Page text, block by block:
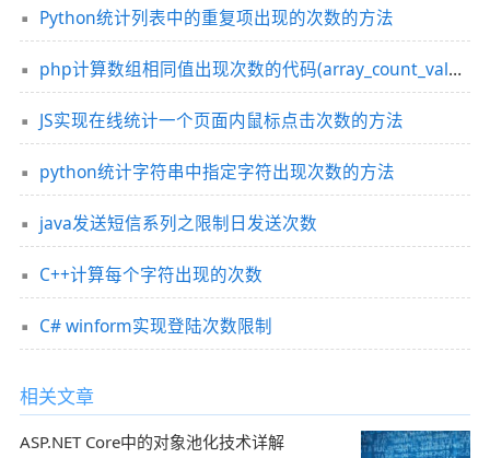
Python统计列表中的重复项出现的次数的方法
php计算数组相同值出现次数的代码(array_count_values)
JS实现在线统计一个页面内鼠标点击次数的方法
python统计字符串中指定字符出现次数的方法
java发送短信系列之限制日发送次数
C++计算每个字符出现的次数
C# winform实现登陆次数限制
相关文章
ASP.NET Core中的对象池化技术详解